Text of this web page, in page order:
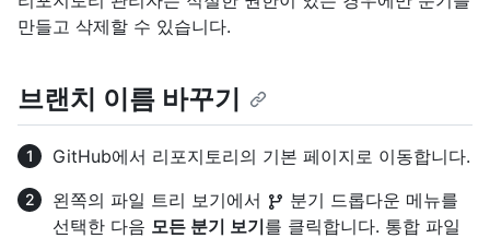
만들고 삭제할 수 있습니다.
브랜치 이름 바꾸기
GitHub에서 리포지토리의 기본 페이지로 이동합니다.
왼쪽의 파일 트리 보기에서
분기 드롭다운 메뉴를
선택한 다음 모든 분기 보기를 클릭합니다. 통합 파일